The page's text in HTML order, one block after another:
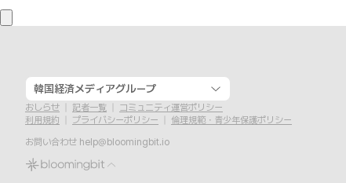
韓国経済メディアグループ
おしらせ 記者一覧
コミュニティ運営ポリシー
利用規約
プライバシーポリシー
倫理規範・青少年保護ポリシー
お問い合わせ help@bloomingbit.io